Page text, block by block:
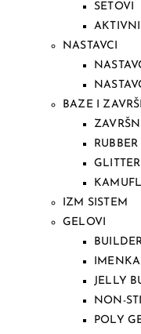
SETOVI
NASTAVCI
BAZE I
IZM SISTEM
GELOVI
IMENKA
JELLY
NON-
POLY